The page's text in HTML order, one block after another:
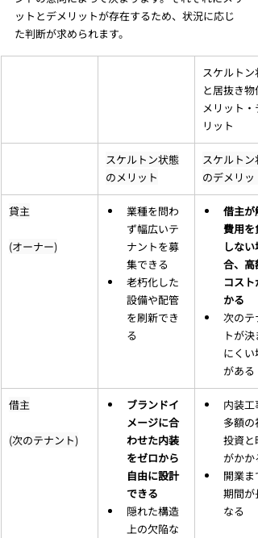
ットとデメリットが存在するため、状況に応じ
た判断が求められます。
スケルトン
と居抜き物
メリット・
リット
スケルトン状態
のメリット
スケルトン
のデメリット
貸主
(オーナー)
業種を問わ
ず幅広いテ
ナントを募
集できる
老朽化した
設備や配管
を刷新でき
る
借主が
費用を
しない場
合、高
コスト
かる
次のテ
トが決
にくい
がある
借主
(次のテナント)
ブランドイ
メージに合
わせた内装
をゼロから
自由に設計
できる
隠れた構造
上の欠陥な
内装工
多額の
投資と
がかかる
開業ま
期間が
なる